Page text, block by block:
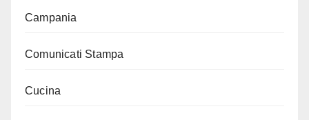
Campania
Comunicati Stampa
Cucina